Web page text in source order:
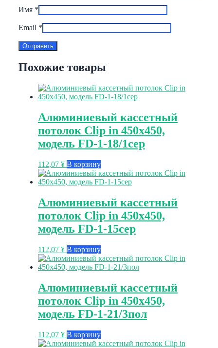
Имя *
Email *
Похожие товары
Алюминиевый кассетный
потолок Clip in 450х450,
модель FD-1-18/1сер
112,07 ¥ В корзину
Алюминиевый кассетный
потолок Clip in 450х450,
модель FD-1-15сер
112,07 ¥ В корзину
Алюминиевый кассетный
потолок Clip in 450х450,
модель FD-1-21/3пол
112,07 ¥ В корзину